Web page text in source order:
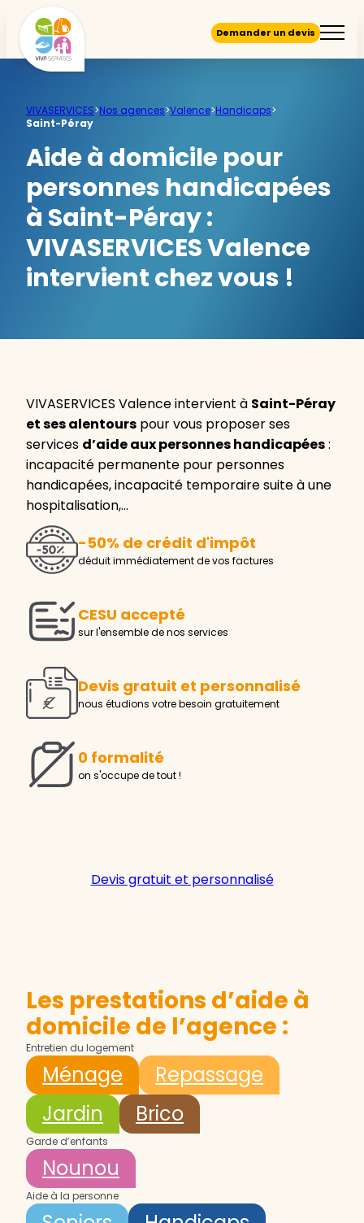
Demander un devis
VIVASERVICES>Nos agences>Valence>Handicaps>
Saint-Péray
Aide à domicile pour
personnes handicapées
à Saint-Péray :
VIVASERVICES Valence
intervient chez vous !
VIVASERVICES Valence intervient à Saint-Péray
et ses alentours pour vous proposer ses
services d’aide aux personnes handicapées:
incapacité permanente pour personnes
handicapées, incapacité temporaire suite à une
hospitalisation,…
-50% de crédit d'impôt
déduit immédiatement de vos factures
CESU accepté
sur l'ensemble de nos services
Devis gratuit et personnalisé
nous étudions votre besoin gratuitement
0 formalité
on s'occupe de tout !
Devis gratuit et personnalisé
Les prestations d’aide à
domicile de l’agence :
Entretien du logement
Ménage
Repassage
Jardin
Brico
Garde d’enfants
Nounou
Aide à la personne